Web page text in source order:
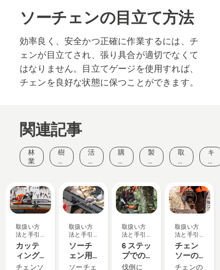
ソーチェンの目立て方法
効率良く、安全かつ正確に作業するには、チ
ェンが目立てされ、張り具合が適切でなくて
はなりません。目立てゲージを使用すれば、
チェンを良好な状態に保つことができます。
関連記事
林
業
樹
木
活
動
ベ
ン
ト
購
入
ド
製
品
ノ
ベ
ー
シ
取
扱
法
と
手
引
き
キ
ャ
ー
ン
取扱い方
法と手引
き
カッテ
ィング
装置の
チェンソ
取扱い方
法と手引
き
ソーチ
ェン用
のやす
ソーチェ
取扱い方
法と手引
き
6 ステッ
プでの
伐倒
伐倒に
取扱い方
法と手引
き
チェン
ソーの
チェン
チェンの
読みもの